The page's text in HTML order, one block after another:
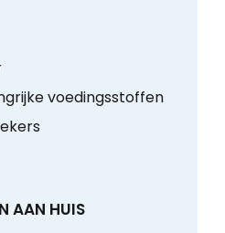
voedingsstoffen
AAN HUIS